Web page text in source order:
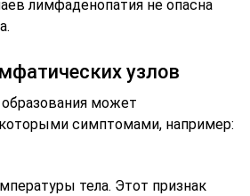
лимфаденопатия не опасна
узлов
может
симптомами, например:
тела. Этот признак